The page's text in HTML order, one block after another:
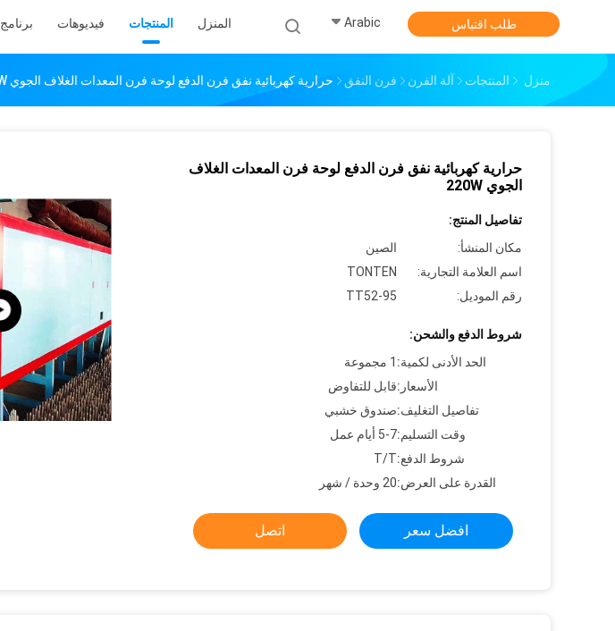
المنزل المنتجات فيديوهات برنامج VR Arabic طلب اقتباس
منزل المنتجات آلة الفرن فرن النفق حرارية كهربائية نفق فرن الدفع لوحة فرن المعدات الغلاف الجوي 220W
حرارية كهربائية نفق فرن الدفع لوحة فرن المعدات الغلاف
الجوي 220W
تفاصيل المنتج:
مكان المنشأ:
الصين
اسم العلامة التجارية:
TONTEN
رقم الموديل:
TT52-95
شروط الدفع والشحن:
الحد الأدنى لكمية: 1 مجموعة
الأسعار:قابل للتفاوض
تفاصيل التغليف:صندوق خشبي
وقت التسليم:5-7 أيام عمل
شروط الدفع:T/T
القدرة على العرض:20 وحدة / شهر
افضل سعر اتصل